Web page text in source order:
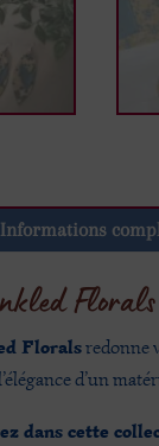
Informations
Floralsredonne
d’un
dans cette